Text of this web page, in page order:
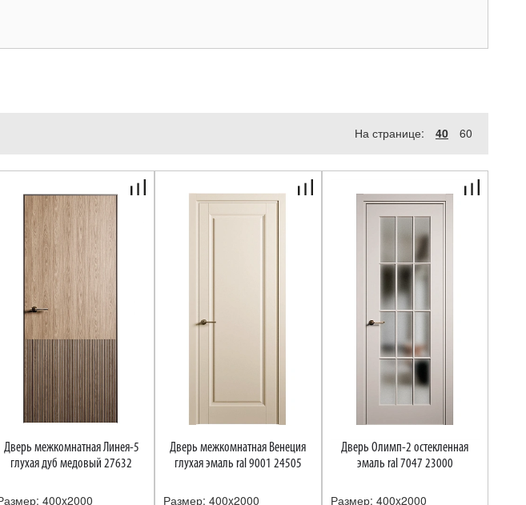
На странице: 40 60
Дверь межкомнатная Линея-5
глухая дуб медовый 27632
400x2000
Дверь межкомнатная Венеция
глухая эмаль ral 9001 24505
Размер: 400x2000
Дверь Олимп-2 остекленная
эмаль ral 7047 23000
Размер: 400x2000